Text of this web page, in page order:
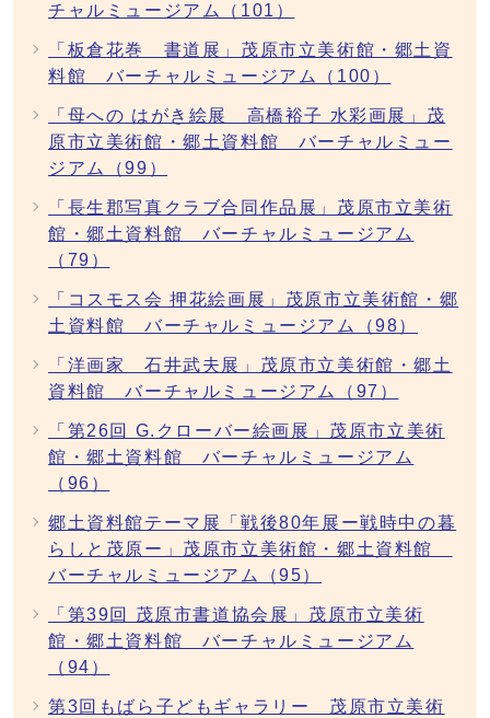
チャルミュージアム（101）
「板倉花巻 書道展」茂原市立美術館・郷土資
料館 バーチャルミュージアム（100）
「母への はがき絵展 高橋裕子 水彩画展」茂
原市立美術館・郷土資料館 バーチャルミュー
ジアム（99）
「長生郡写真クラブ合同作品展」茂原市立美術
館・郷土資料館 バーチャルミュージアム
（79）
「コスモス会 押花絵画展」茂原市立美術館・郷
土資料館 バーチャルミュージアム（98）
「洋画家 石井武夫展」茂原市立美術館・郷土
資料館 バーチャルミュージアム（97）
「第26回 G.クローバー絵画展」茂原市立美術
館・郷土資料館 バーチャルミュージアム
（96）
郷土資料館テーマ展「戦後80年展ー戦時中の暮
らしと茂原ー」茂原市立美術館・郷土資料館
バーチャルミュージアム（95）
「第39回 茂原市書道協会展」茂原市立美術
館・郷土資料館 バーチャルミュージアム
（94）
第3回もばら子どもギャラリー 茂原市立美術